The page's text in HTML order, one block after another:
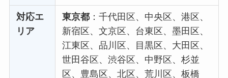
対応エ
リア
東京都 ：千代田区、中央区、港区、
新宿区、文京区、台東区、墨田区、
江東区、品川区、目黒区、大田区、
世田谷区、渋谷区、中野区、杉並
区、豊島区、北区、荒川区、板橋